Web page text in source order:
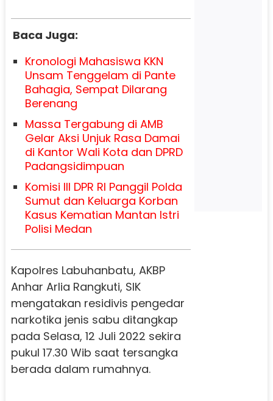
Baca Juga:
Kronologi Mahasiswa KKN
Unsam Tenggelam di Pante
Bahagia, Sempat Dilarang
Berenang
Massa Tergabung di AMB
Gelar Aksi Unjuk Rasa Damai
di Kantor Wali Kota dan DPRD
Padangsidimpuan
Komisi III DPR RI Panggil Polda
Sumut dan Keluarga Korban
Kasus Kematian Mantan Istri
Polisi Medan
Kapolres Labuhanbatu, AKBP
Anhar Arlia Rangkuti, SIK
mengatakan residivis pengedar
narkotika jenis sabu ditangkap
pada Selasa, 12 Juli 2022 sekira
pukul 17.30 Wib saat tersangka
berada dalam rumahnya.